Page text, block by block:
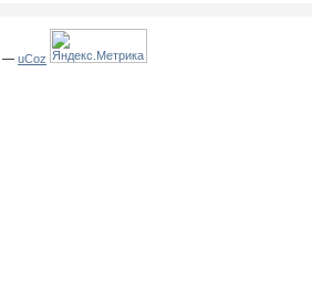
— uCoz